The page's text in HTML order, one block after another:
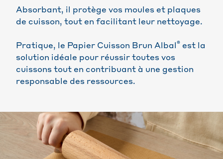
Absorbant, il protège vos moules et plaques
de cuisson, tout en facilitant leur nettoyage.
Pratique, le Papier Cuisson Brun Albal ® est la
solution idéale pour réussir toutes vos
cuissons tout en contribuant à une gestion
responsable des ressources.